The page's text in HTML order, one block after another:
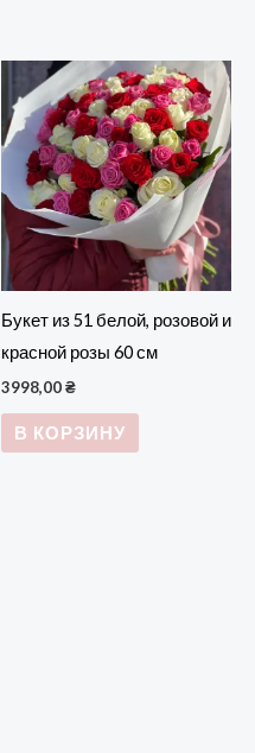
Букет из 51 белой, розовой и
красной розы 60 см
3998,00₴
В КОРЗИНУ